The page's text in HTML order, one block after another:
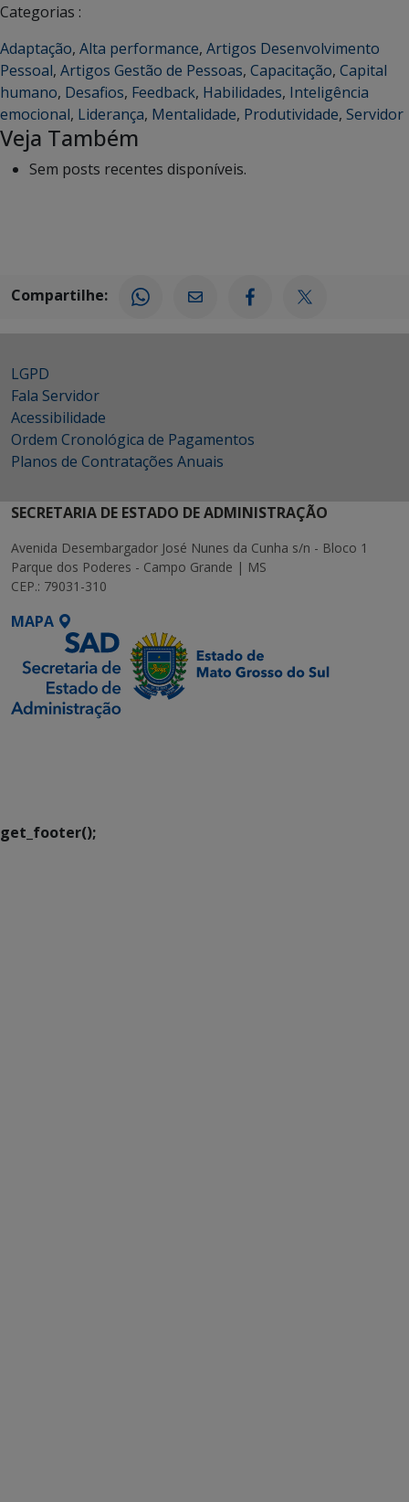
Categorias :
Adaptação, Alta performance, Artigos Desenvolvimento
Pessoal, Artigos Gestão de Pessoas, Capacitação, Capital
humano, Desafios, Feedback, Habilidades, Inteligência
emocional, Liderança, Mentalidade, Produtividade, Servidor
Veja Também
Sem posts recentes disponíveis.
Compartilhe:
LGPD
Fala Servidor
Acessibilidade
Ordem Cronológica de Pagamentos
Planos de Contratações Anuais
SECRETARIA DE ESTADO DE ADMINISTRAÇÃO
Avenida Desembargador José Nunes da Cunha s/n - Bloco 1
Parque dos Poderes - Campo Grande | MS
CEP.: 79031-310
MAPA
get_footer();